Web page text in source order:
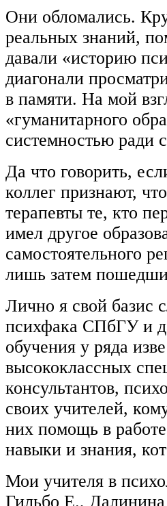
Они обломались.
реальных знаний,
давали «историю
диагонали
в памяти. На мой
«гуманитарного
системностью ради
Да что говорить,
коллег признают,
терапевты те, кто
имел другое
самостоятельного
лишь затем
Лично я свой базис
психфака СПбГУ и
обучения у ряда
высококлассных
консультантов,
своих учителей,
них помощь в
навыки и знания,
Мои учителя в
Гильбо Е.,